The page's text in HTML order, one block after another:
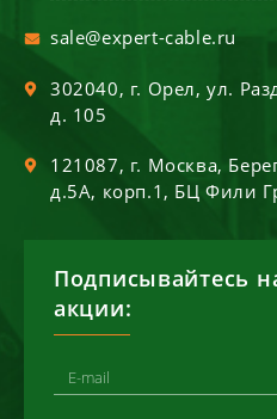
sale@expert-cable.ru
302040, г. Орел,ул.
д. 105
121087, г. Москва,
д.5А, корп.1, БЦ Фили
Подписывайтесь
акции: